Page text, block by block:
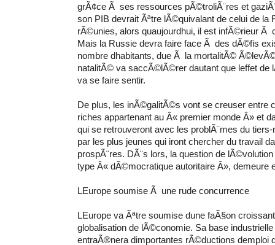
grÃ¢ce Ã ses ressources pÃ©troliÃ¨res et
son PIB devrait Ãªtre lÃ©quivalant de celui de la
rÃ©unies, alors quaujourdhui, il est infÃ©rieur Ã
Mais la Russie devra faire face Ã des dÃ©fis
nombre dhabitants, due Ã la mortalitÃ©
natalitÃ© va saccÃ©lÃ©rer dautant que leffet de
va se faire sentir.
De plus, les inÃ©galitÃ©s vont se creuser entre
riches appartenant au Â« premier monde Â» et
qui se retrouveront avec les problÃ¨mes du
par les plus jeunes qui iront chercher du travail
prospÃ¨res. DÃ¨s lors, la question de
type Â« dÃ©mocratique autoritaire Â», demeure
LEurope soumise Ã une rude concurrence
LEurope va Ãªtre soumise dune faÃ§on
globalisation de lÃ©conomie. Sa base
entraÃ®nera dimportantes rÃ©ductions demploi